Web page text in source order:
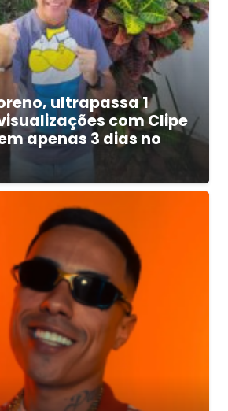
ultrapassa 1
com Clipe
apenas 3 dias no